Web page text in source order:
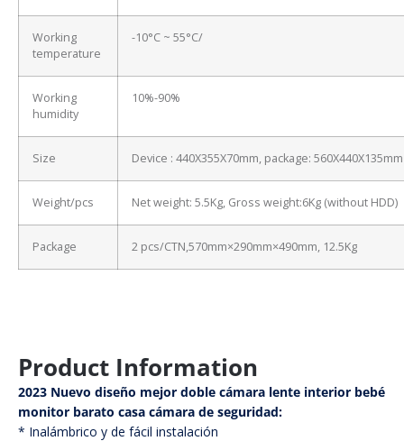
Working
temperature
-10°C ~ 55°C/
Working
humidity
10%-90%
Size Device : 440X355X70mm, package: 560X440X135mm
Weight/pcs Net weight: 5.5Kg, Gross weight:6Kg (without HDD)
Package 2 pcs/CTN,570mm×290mm×490mm, 12.5Kg
Product Information
2023 Nuevo diseño mejor doble cámara lente interior bebé
monitor barato casa cámara de seguridad:
* Inalámbrico y de fácil instalación